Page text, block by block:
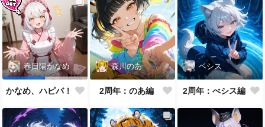
春日陽かなめ
かなめ、ハピバ！
森川のあ
2周年：のあ編
ベシス
2周年：べシス編